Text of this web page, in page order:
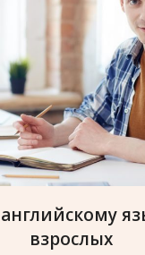
взрослых